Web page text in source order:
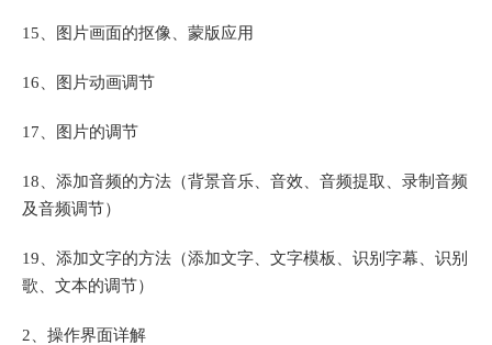
15、图片画面的抠像、蒙版应用
16、图片动画调节
17、图片的调节
18、添加音频的方法（背景音乐、音效、音频提取、录制音频
及音频调节）
19、添加文字的方法（添加文字、文字模板、识别字幕、识别
歌、文本的调节）
2、操作界面详解